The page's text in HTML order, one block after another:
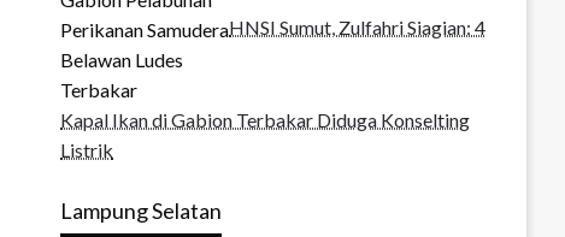
HNSI Sumut, Zulfahri Siagian: 4
Kapal Ikan di Gabion Terbakar Diduga Konselting
Listrik
Lampung Selatan